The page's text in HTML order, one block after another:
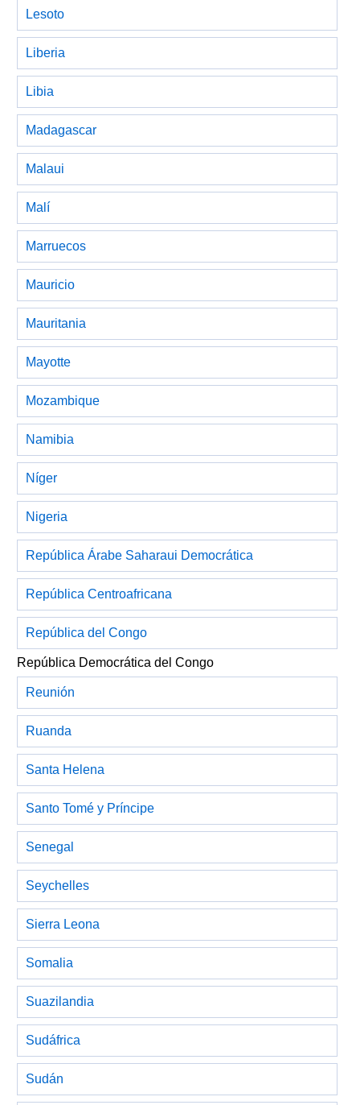
Lesoto
Liberia
Libia
Madagascar
Malaui
Malí
Marruecos
Mauricio
Mauritania
Mayotte
Mozambique
Namibia
Níger
Nigeria
República Árabe Saharaui Democrática
República Centroafricana
República del Congo
República Democrática del Congo
Reunión
Ruanda
Santa Helena
Santo Tomé y Príncipe
Senegal
Seychelles
Sierra Leona
Somalia
Suazilandia
Sudáfrica
Sudán